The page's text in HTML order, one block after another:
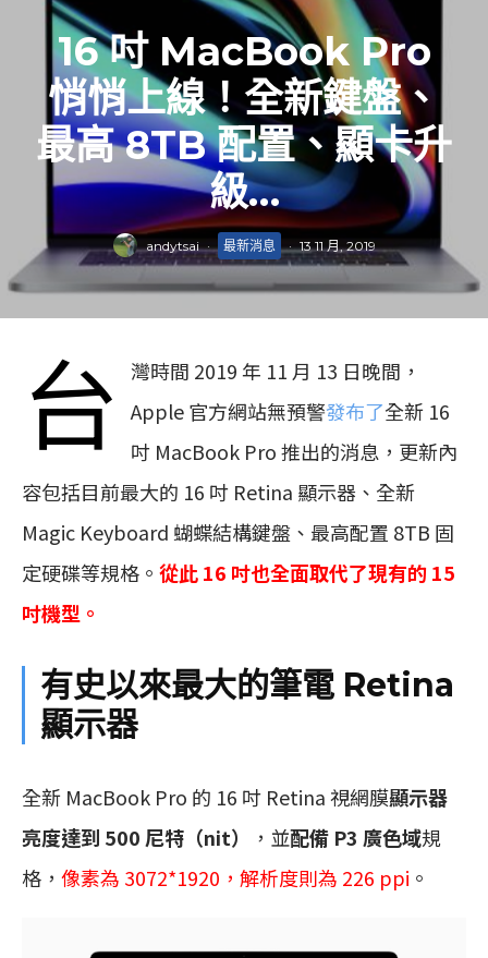
16 吋 MacBook Pro
悄悄上線！全新鍵盤、
最高 8TB 配置、顯卡升
級…
andytsai · 最新消息 · 13 11 月, 2019
台
灣時間 2019 年 11 月 13 日晚間，
Apple 官方網站無預警發布了全新 16
吋 MacBook Pro 推出的消息，更新內
容包括目前最大的 16 吋 Retina 顯示器、全新
Magic Keyboard 蝴蝶結構鍵盤、最高配置 8TB 固
定硬碟等規格。 從此 16 吋也全面取代了現有的 15
吋機型。
有史以來最大的筆電 Retina
顯示器
全新 MacBook Pro 的 16 吋 Retina 視網膜顯示器
亮度達到 500 尼特（nit）
，並配備 P3 廣色域規
格， 像素為 3072*1920，解析度則為 226 ppi 。